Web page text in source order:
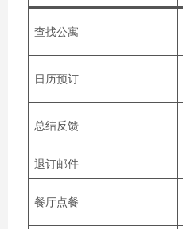
查找公寓
日历预订
总结反馈
退订邮件
餐厅点餐